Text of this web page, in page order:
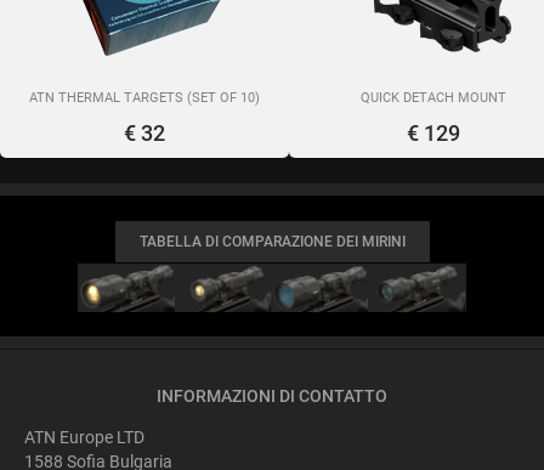
ATN THERMAL TARGETS (SET OF 10)
€ 32
QUICK DETACH MOUNT
€ 129
TABELLA DI COMPARAZIONE DEI MIRINI
INFORMAZIONI DI CONTATTO
ATN Europe LTD
1588 Sofia Bulgaria